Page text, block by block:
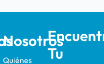
Nosotros
Quiénes
Tu